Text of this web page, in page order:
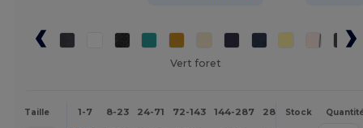
Vert foret
Taille 1-7 8-23 24-71 72-143 144-287 288 + Plus
Stock